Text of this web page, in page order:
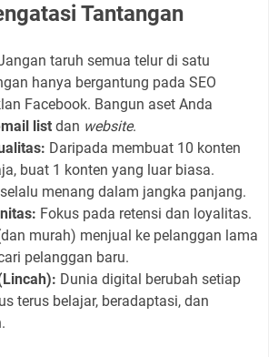
Tantangan
taruh semua telur di satu
hanya bergantung pada SEO
Facebook. Bangun aset Anda
list dan website.
Daripada membuat 10 konten
buat 1 konten yang luar biasa.
menang dalam jangka panjang.
Fokus pada retensi dan loyalitas.
murah) menjual ke pelanggan lama
pelanggan baru.
Dunia digital berubah setiap
terus belajar, beradaptasi, dan